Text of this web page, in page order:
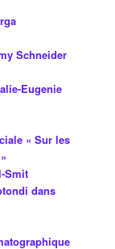
Schneider
Eugenie
« Sur les
Smit
dans